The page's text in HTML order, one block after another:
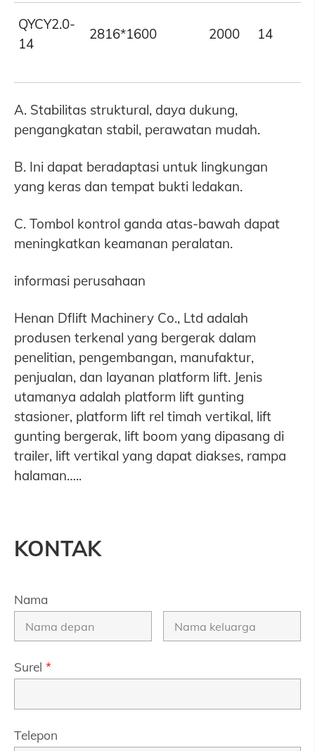
QYCY2.0-
14
2816*1600 2000 14
A. Stabilitas struktural, daya dukung,
pengangkatan stabil, perawatan mudah.
B. Ini dapat beradaptasi untuk lingkungan
yang keras dan tempat bukti ledakan.
C. Tombol kontrol ganda atas-bawah dapat
meningkatkan keamanan peralatan.
informasi perusahaan
Henan Dflift Machinery Co., Ltd adalah
produsen terkenal yang bergerak dalam
penelitian, pengembangan, manufaktur,
penjualan, dan layanan platform lift. Jenis
utamanya adalah platform lift gunting
stasioner, platform lift rel timah vertikal, lift
gunting bergerak, lift boom yang dipasang di
trailer, lift vertikal yang dapat diakses, rampa
halaman…..
KONTAK
Nama
Surel *
Telepon